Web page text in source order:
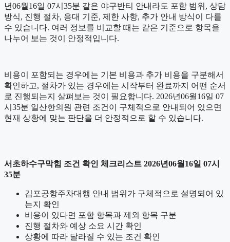
년06월16일 07시35분 같은 야구반티 안내라도 포함 범위, 상담
방식, 진행 절차, 응대 기준, 제한 사항, 추가 안내 방식이 다를
수 있습니다. 여러 정보를 비교할 때는 같은 기준으로 항목을
나누어 보는 것이 안정적입니다.
비용이 포함되는 경우에는 기본 비용과 추가 비용을 구분해서
확인하고, 절차가 있는 경우에는 시작부터 완료까지 어떤 순서
로 진행되는지 살펴보는 것이 필요합니다. 2026년06월16일 07
시35분 일산한의원 관련 조건이 구체적으로 안내되어 있으면
현재 상황에 맞는 판단을 더 안정적으로 할 수 있습니다.
서초하수구막힘 조건 확인 체크리스트 2026년06월16일 07시
35분
김포공항주차대행 안내 범위가 구체적으로 설명되어 있
는지 확인
비용이 있다면 포함 항목과 제외 항목 구분
진행 절차와 예상 소요 시간 확인
상황에 따라 달라질 수 있는 조건 확인